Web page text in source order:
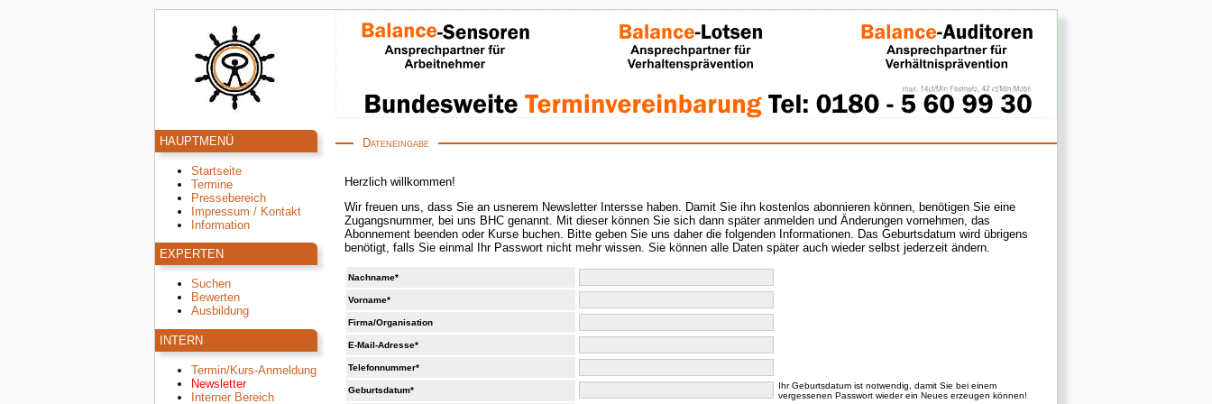
HAUPTMENÜ
Startseite
Termine
Pressebereich
Impressum / Kontakt
Information
EXPERTEN
Suchen
Bewerten
Ausbildung
INTERN
Termin/Kurs-Anmeldung
Newsletter
Interner Bereich
Dateneingabe
Herzlich willkommen!
Wir freuen uns, dass Sie an usnerem Newsletter Intersse haben. Damit Sie ihn kostenlos abonnieren können, benötigen Sie eine
Zugangsnummer, bei uns BHC genannt. Mit dieser können Sie sich dann später anmelden und Änderungen vornehmen, das
Abonnement beenden oder Kurse buchen. Bitte geben Sie uns daher die folgenden Informationen. Das Geburtsdatum wird übrigens
benötigt, falls Sie einmal Ihr Passwort nicht mehr wissen. Sie können alle Daten später auch wieder selbst jederzeit ändern.
Nachname*
Vorname*
Firma/Organisation
E-Mail-Adresse*
Telefonnummer*
Geburtsdatum*
Ihr Geburtsdatum ist notwendig, damit Sie bei einem
vergessenen Passwort wieder ein Neues erzeugen können!